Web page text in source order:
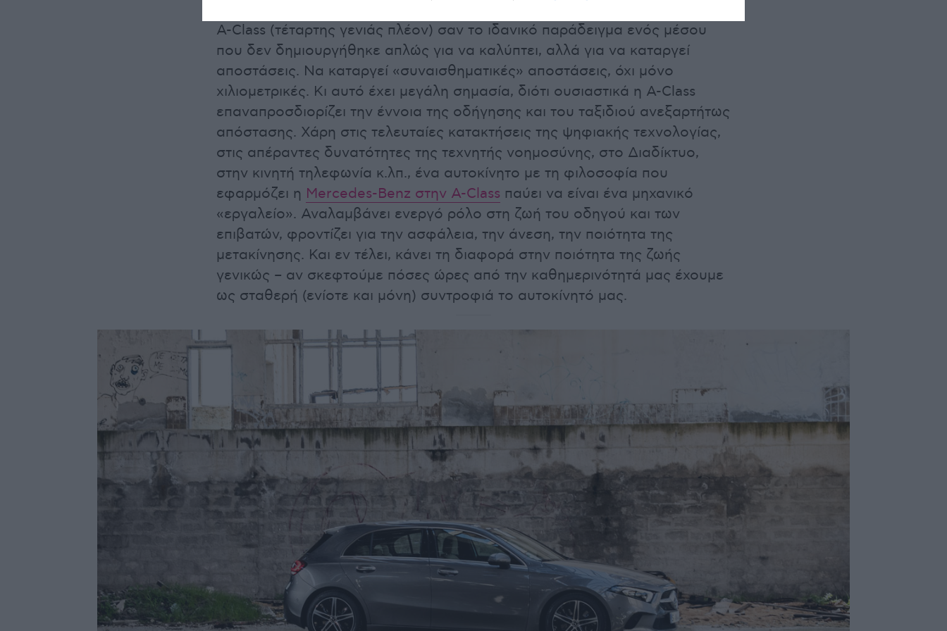
A-Class (τέταρτης γενιάς πλέον) σαν το ιδανικό παράδειγμα ενός μέσου
που δεν δημιουργήθηκε απλώς για να καλύπτει, αλλά για να καταργεί
αποστάσεις. Να καταργεί «συναισθηματικές» αποστάσεις, όχι μόνο
χιλιομετρικές. Κι αυτό έχει μεγάλη σημασία, διότι ουσιαστικά η A-Class
επαναπροσδιορίζει την έννοια της οδήγησης και του ταξιδιού ανεξαρτήτως
απόστασης. Χάρη στις τελευταίες κατακτήσεις της ψηφιακής τεχνολογίας,
στις απέραντες δυνατότητες της τεχνητής νοημοσύνης, στο Διαδίκτυο,
στην κινητή τηλεφωνία κ.λπ., ένα αυτοκίνητο με τη φιλοσοφία που
εφαρμόζει η Mercedes-Benz στην A-Class παύει να είναι ένα μηχανικό
«εργαλείο». Αναλαμβάνει ενεργό ρόλο στη ζωή του οδηγού και των
επιβατών, φροντίζει για την ασφάλεια, την άνεση, την ποιότητα της
μετακίνησης. Και εν τέλει, κάνει τη διαφορά στην ποιότητα της ζωής
γενικώς – αν σκεφτούμε πόσες ώρες από την καθημερινότητά μας έχουμε
ως σταθερή (ενίοτε και μόνη) συντροφιά το αυτοκίνητό μας.